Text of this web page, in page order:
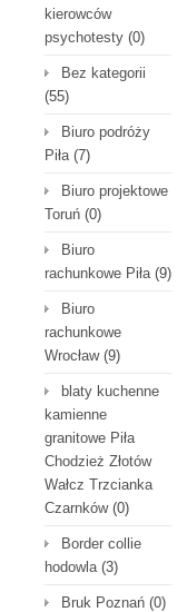
kierowców
psychotesty (0)
Bez kategorii
(55)
Biuro podróży
Piła(7)
Biuro projektowe
Toruń (0)
Biuro
rachunkowe Piła(9)
Biuro
rachunkowe
Wrocław(9)
blaty kuchenne
kamienne
granitowe Piła
Chodzież Złotów
Wałcz Trzcianka
Czarnków(0)
Border collie
hodowla(3)
Bruk Poznań (0)